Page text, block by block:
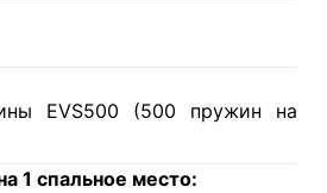
EVS500 (500 пружин на
1 спальное место: